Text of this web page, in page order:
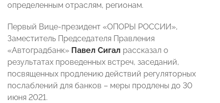
определенным отраслям, регионам.
Первый Вице-президент «ОПОРЫ РОССИИ»,
Заместитель Председателя Правления
«Автоградбанк» Павел Сигал рассказал о
результатах проведенных встреч, заседаний,
посвященных продлению действий регуляторных
послаблений для банков – меры продлены до 30
июня 2021.